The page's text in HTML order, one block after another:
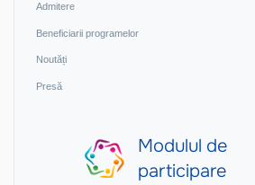
Admitere
Beneficiarii programelor
Noutăți
Presă